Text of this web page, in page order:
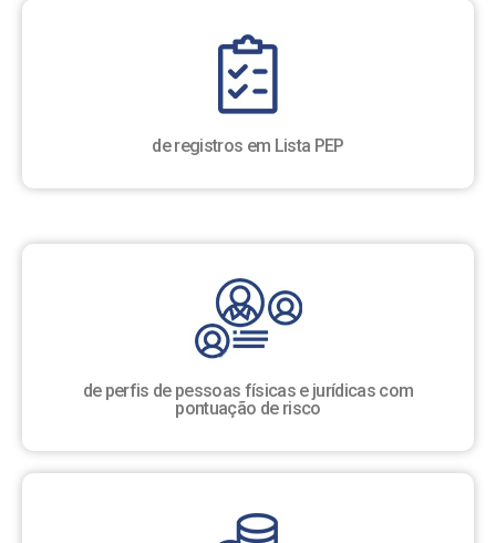
de registros em Lista PEP
de perfis de pessoas físicas e jurídicas com
pontuação de risco